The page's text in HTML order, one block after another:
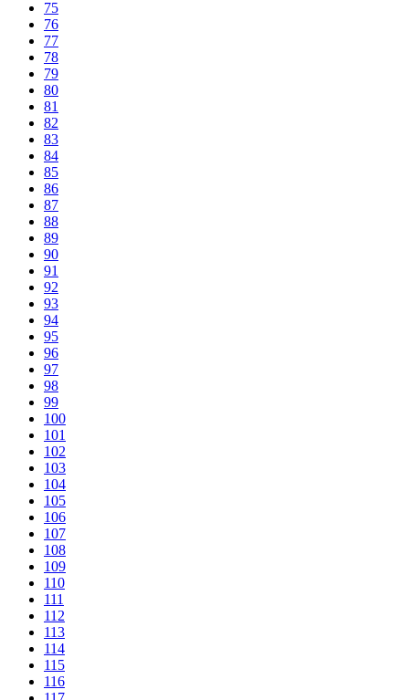
75
76
77
78
79
80
81
82
83
84
85
86
87
88
89
90
91
92
93
94
95
96
97
98
99
100
101
102
103
104
105
106
107
108
109
110
111
112
113
114
115
116